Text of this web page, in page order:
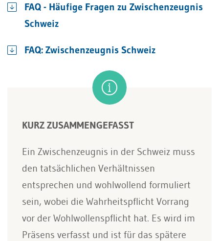
FAQ - Häufige Fragen zu Zwischenzeugnis
Schweiz
FAQ: Zwischenzeugnis Schweiz
KURZ ZUSAMMENGEFASST
Ein Zwischenzeugnis in der Schweiz muss
den tatsächlichen Verhältnissen
entsprechen und wohlwollend formuliert
sein, wobei die Wahrheitspflicht Vorrang
vor der Wohlwollenspflicht hat. Es wird im
Präsens verfasst und ist für das spätere